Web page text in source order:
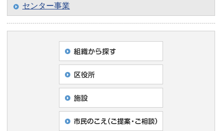
センター事業